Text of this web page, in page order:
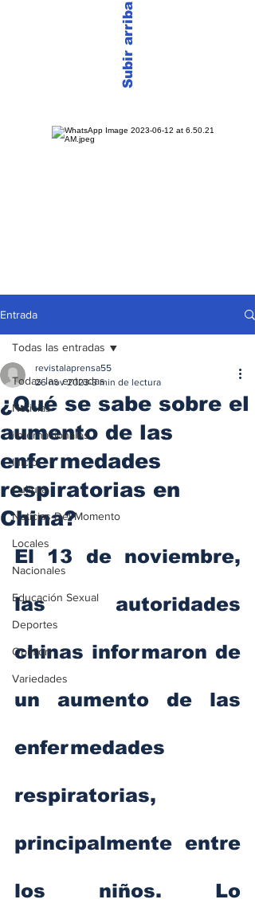
Subir arriba
Entrada
Todas las entradas
Noticias
iInternacionales
Inicio
Cultura
Noticias Del Momento
Locales
Nacionales
Educación Sexual
Deportes
Opinión
Variedades
Todas las entradas
¿Qué se sabe sobre el
aumento de las
enfermedades
respiratorias en
China?
revistalaprensa55
26 nov 2023 3 min de lectura
El 13 de noviembre,
las autoridades
chinas informaron de
un aumento de las
enfermedades
respiratorias,
principalmente entre
los niños. Lo